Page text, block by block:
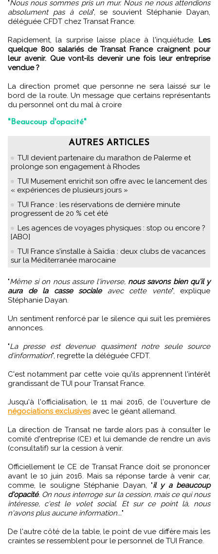
"Nous nous sommes pris un mur. Nous ne nous attendions
absolument pas à cela", se souvient Stéphanie Dayan,
déléguée CFDT chez Transat France.
Rapidement, la surprise laisse place à l'inquiétude. Les
quelque 800 salariés de Transat France craignent pour
leur avenir. Que vont-ils devenir une fois leur entreprise
vendue ?
La direction promet que personne ne sera laissé sur le
bord de la route. Un message que certains représentants
du personnel ont du mal à croire
"Beaucoup d'opacité"
AUTRES ARTICLES
TUI devient partenaire du marathon de Palerme et
prolonge son engagement à Rhodes
TUI Musement enrichit son offre avec le lancement des
« expériences de plusieurs jours »
TUI France : les réservations de dernière minute
progressent de 20 % cet été
Les agences de voyages physiques : stop ou encore ?
[ABO]
TUI France s'installe à Saïdia : deux clubs de vacances
sur la Méditerranée marocaine
" Même si on nous assure l'inverse, nous savons bien qu'il y
aura de la casse socialeavec cette vente", explique
Stéphanie Dayan.
Un sentiment renforcé par le silence qui suit les premières
annonces.
"La presse est devenue quasiment notre seule source
d'information", regrette la déléguée CFDT.
C'est notamment par cette voie qu'ils apprennent l'intérêt
grandissant de TUI pour Transat France.
Jusqu'à l'officialisation, le 11 mai 2016, de l'ouverture de
négociations exclusivesavec le géant allemand.
La direction de Transat ne tarde alors pas à consulter le
comité d'entreprise (CE) et lui demande de rendre un avis
(consultatif) sur la cession à venir.
Officiellement le CE de Transat France doit se prononcer
avant le 10 juin 2016. Mais sa réponse tarde à venir car,
comme, le souligne Stéphanie Dayan, "il y a beaucoup
d'opacité. On nous interroge sur la cession, mais ce qui nous
intéresse, c'est le volet social. Et sur ce point là, nous
n'avons plus aucune information..."
De l'autre côté de la table, le point de vue diffère mais les
craintes se ressemblent pour le personnel de TUI France.